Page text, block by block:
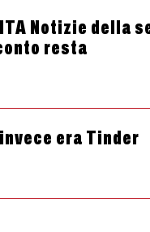
Notizie della
resta
era Tinder